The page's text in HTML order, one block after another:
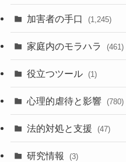
加害者の手口 (1,245)
家庭内のモラハラ (461)
役立つツール (1)
心理的虐待と影響 (780)
法的対処と支援 (47)
研究情報 (3)